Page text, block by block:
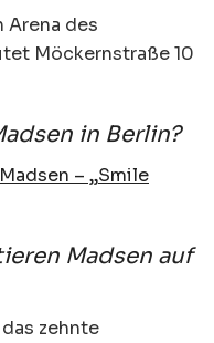
Arena des
Möckernstraße 10
in Berlin?
Madsen – „Smile
Madsen auf
zehnte